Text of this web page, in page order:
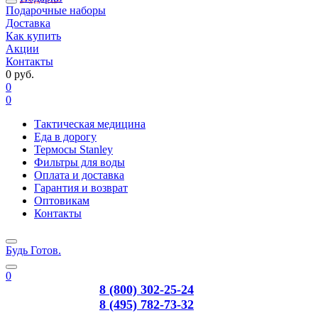
Подарочные наборы
Доставка
Как купить
Акции
Контакты
0 руб.
0
0
Тактическая медицина
Еда в дорогу
Термосы Stanley
Фильтры для воды
Оплата и доставка
Гарантия и возврат
Оптовикам
Контакты
Будь Готов.
0
8 (800) 302-25-24
8 (495) 782-73-32